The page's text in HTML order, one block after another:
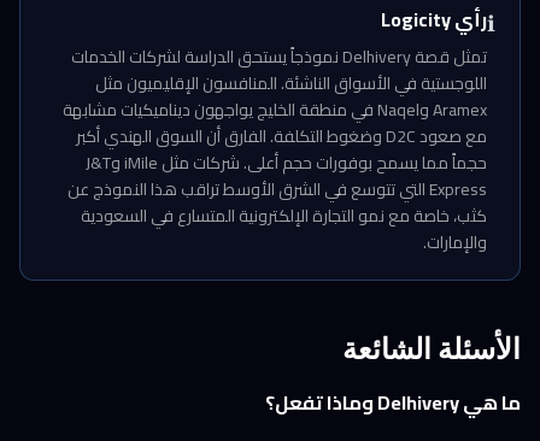
ℹ️رأي Logicity
تمثل قصة Delhivery نموذجاً يستحق الدراسة لشركات الخدمات
اللوجستية في الأسواق الناشئة. المنافسون الإقليميون مثل
Aramex وNaqel في منطقة الخليج يواجهون ديناميكيات مشابهة
مع صعود D2C وضغوط التكلفة. الفارق أن السوق الهندي أكبر
حجماً مما يسمح بوفورات حجم أعلى. شركات مثل iMile وJ&T
Express التي تتوسع في الشرق الأوسط تراقب هذا النموذج عن
كثب، خاصة مع نمو التجارة الإلكترونية المتسارع في السعودية
والإمارات.
الأسئلة الشائعة
ما هي Delhivery وماذا تفعل؟